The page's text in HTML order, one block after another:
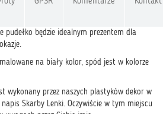
pudełko będzie idealnym prezentem dla
na biały kolor, spód jest w kolorze
wykonany przez naszych plastyków dekor w
Skarby Lenki. Oczywiście w tym miejscu